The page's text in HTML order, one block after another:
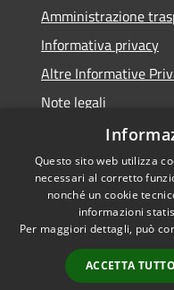
Amministrazione
Informativa privacy
Altre Informative
Note legali
Dichiarazione di
RSS
Accessibilità
Questo sito web utilizza
necessari al corretto
nonché un cookie
informazioni
Per maggiori dettagli, può
ACCETTA TUTTO